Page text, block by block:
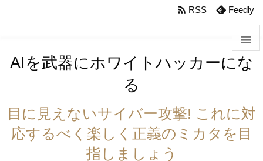



サイ

 RSS Feedly
AIを武器にホワイトハッカーにな
る
目に見えないサイバー攻撃! これに対
応するべく楽しく正義のミカタを目
指しましょう